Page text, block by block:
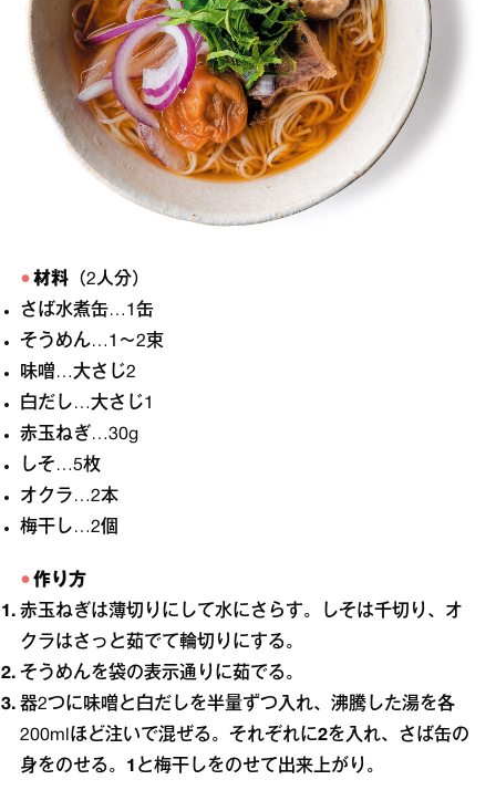
材料 （2人分）
さば水煮缶…1缶
そうめん…1〜2束
味噌…大さじ2
白だし…大さじ1
赤玉ねぎ…30g
しそ…5枚
オクラ…2本
梅干し…2個
作り方
赤玉ねぎは薄切りにして水にさらす。しそは千切り、オ
クラはさっと茹でて輪切りにする。
そうめんを袋の表示通りに茹でる。
器2つに味噌と白だしを半量ずつ入れ、沸騰した湯を各
200mlほど注いで混ぜる。それぞれに2を入れ、さば缶の
身をのせる。 1 と梅干しをのせて出来上がり。